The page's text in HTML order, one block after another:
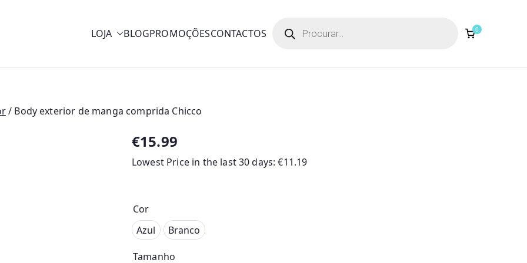
LOJA BLOGPROMOÇÕESCONTACTOS search 0
/ Body exterior de manga comprida Chicco
€15.99
Lowest Price in the last 30 days:€11.19
Cor
Azul
Branco
Azul Branco
Tamanho